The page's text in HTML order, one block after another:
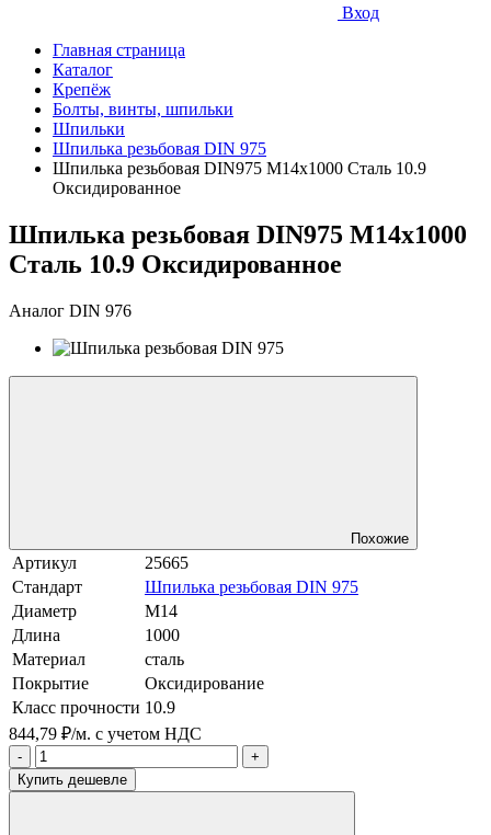
Вход
Главная страница
Каталог
Крепёж
Болты, винты, шпильки
Шпильки
Шпилька резьбовая DIN 975
Шпилька резьбовая DIN975 М14х1000 Сталь 10.9
Оксидированное
Шпилька резьбовая DIN975 М14х1000
Сталь 10.9 Оксидированное
Аналог DIN 976
Похожие
Артикул
25665
Стандарт
Шпилька резьбовая DIN 975
Диаметр
М14
Длина
1000
Материал
сталь
Покрытие
Оксидирование
Класс прочности 10.9
844,79 ₽/м. с учетом НДС
-
+
Купить дешевле